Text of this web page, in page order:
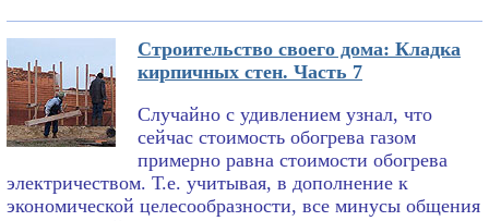
Строительство своего дома: Кладка
кирпичных стен. Часть 7
Случайно с удивлением узнал, что
сейчас стоимость обогрева газом
примерно равна стоимости обогрева
электричеством. Т.е. учитывая, в дополнение к
экономической целесообразности, все минусы общения